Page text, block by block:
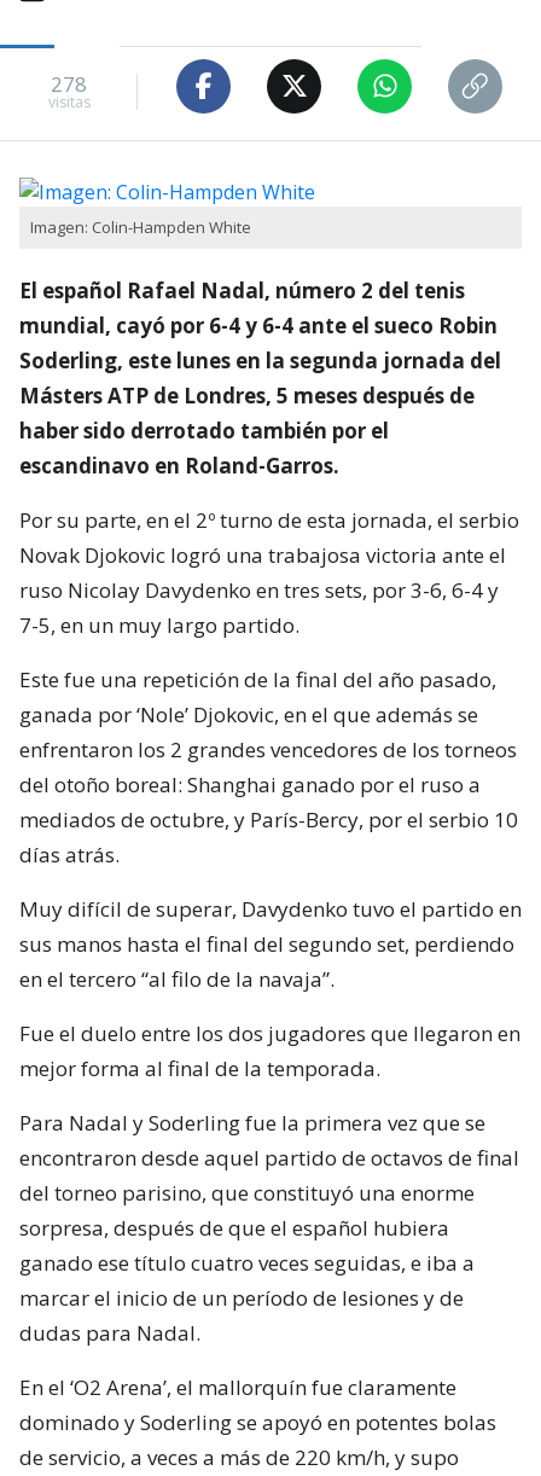
278
visitas
Imagen: Colin-Hampden White
El español Rafael Nadal, número 2 del tenis
mundial, cayó por 6-4 y 6-4 ante el sueco Robin
Soderling, este lunes en la segunda jornada del
Másters ATP de Londres, 5 meses después de
haber sido derrotado también por el
escandinavo en Roland-Garros.
Por su parte, en el 2º turno de esta jornada, el serbio
Novak Djokovic logró una trabajosa victoria ante el
ruso Nicolay Davydenko en tres sets, por 3-6, 6-4 y
7-5, en un muy largo partido.
Este fue una repetición de la final del año pasado,
ganada por ‘Nole’ Djokovic, en el que además se
enfrentaron los 2 grandes vencedores de los torneos
del otoño boreal: Shanghai ganado por el ruso a
mediados de octubre, y París-Bercy, por el serbio 10
días atrás.
Muy difícil de superar, Davydenko tuvo el partido en
sus manos hasta el final del segundo set, perdiendo
en el tercero “al filo de la navaja”.
Fue el duelo entre los dos jugadores que llegaron en
mejor forma al final de la temporada.
Para Nadal y Soderling fue la primera vez que se
encontraron desde aquel partido de octavos de final
del torneo parisino, que constituyó una enorme
sorpresa, después de que el español hubiera
ganado ese título cuatro veces seguidas, e iba a
marcar el inicio de un período de lesiones y de
dudas para Nadal.
En el ‘O2 Arena’, el mallorquín fue claramente
dominado y Soderling se apoyó en potentes bolas
de servicio, a veces a más de 220 km/h, y supo